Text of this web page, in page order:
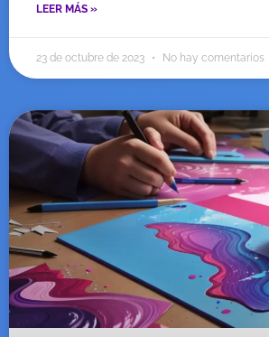
LEER MÁS »
23 de octubre de 2023 No hay comentarios